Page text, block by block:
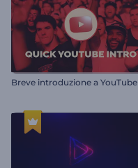
Breve introduzione a YouTube